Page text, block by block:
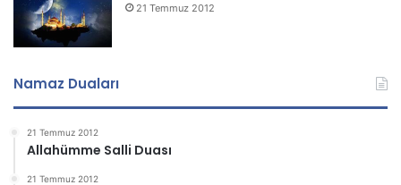
21 Temmuz 2012
Namaz Duaları
21 Temmuz 2012
Allahümme Salli Duası
21 Temmuz 2012